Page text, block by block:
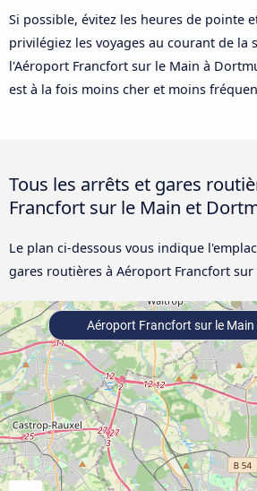
Si possible, évitez les heures de pointe
privilégiez les voyages au courant de la
l'Aéroport Francfort sur le Main à
est à la fois moins cher et moins
Tous les arrêts et gares
Francfort sur le Main et
Le plan ci-dessous vous indique
gares routières à Aéroport Francfort
Aéroport Francfort sur le Main